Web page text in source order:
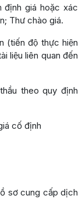
giá hoặc xác
Thư chào giá.
(tiến độ thực hiện
liệu liên quan đến
theo quy định
cố định
sơ cung cấp dịch